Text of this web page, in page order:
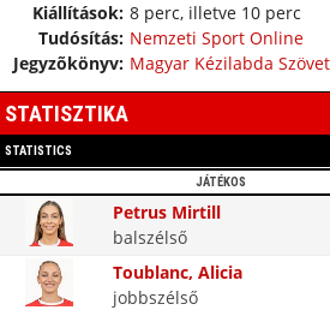
Kiállítások: 8 perc, illetve 10 perc
Tudósítás: Nemzeti Sport Online
Jegyzõkönyv: Magyar Kézilabda
STATISZTIKA
STATISTICS
JÁTÉKOS
Petrus Mirtill
balszélső
Toublanc, Alicia
jobbszélső